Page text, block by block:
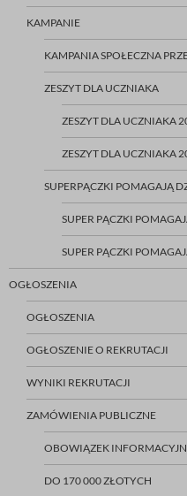
KAMPANIE
KAMPANIA SPOŁECZNA
ZESZYT DLA UCZNIAKA
ZESZYT DLA UCZNIAKA
ZESZYT DLA UCZNIAKA
SUPERPĄCZKI POMAGAJĄ
SUPER PĄCZKI
SUPER PĄCZKI
OGŁOSZENIA
OGŁOSZENIA
OGŁOSZENIE O REKRUTACJI
WYNIKI REKRUTACJI
ZAMÓWIENIA PUBLICZNE
OBOWIĄZEK
DO 170 000 ZŁOTYCH